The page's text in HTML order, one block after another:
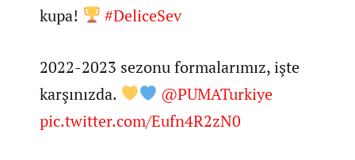
kupa!
#DeliceSev
2022-2023 sezonu formalarımız, işte
karşınızda.
@PUMATurkiye
pic.twitter.com/Eufn4R2zN0